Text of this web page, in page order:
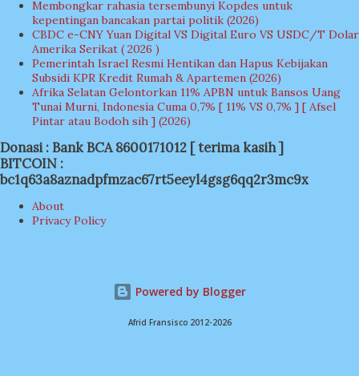
Membongkar rahasia tersembunyi Kopdes untuk
kepentingan bancakan partai politik (2026)
CBDC e-CNY Yuan Digital VS Digital Euro VS USDC/T Dolar
Amerika Serikat ( 2026 )
Pemerintah Israel Resmi Hentikan dan Hapus Kebijakan
Subsidi KPR Kredit Rumah & Apartemen (2026)
Afrika Selatan Gelontorkan 11% APBN untuk Bansos Uang
Tunai Murni, Indonesia Cuma 0,7% [ 11% VS 0,7% ] [ Afsel
Pintar atau Bodoh sih ] (2026)
Donasi : Bank BCA 8600171012 [ terima kasih ]
BITCOIN :
bc1q63a8aznadpfmzac67rt5eeyl4gsg6qq2r3mc9x
About
Privacy Policy
Powered by Blogger
Afrid Fransisco 2012-2026